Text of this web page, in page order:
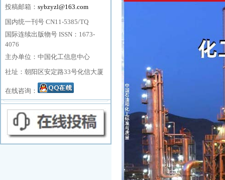
投稿邮箱： sybzyzl@163.com
国内统一刊号 CN11-5385/TQ
国际连续出版物号 ISSN：1673-
4076
主办单位：中国化工信息中心
社址：朝阳区安定路33号化信大厦
在线咨询：